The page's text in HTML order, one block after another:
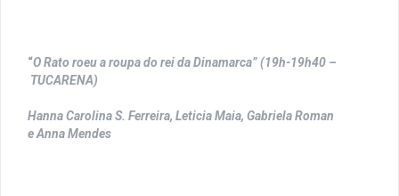
“O Rato roeu a roupa do rei da Dinamarca” (19h-19h40 –
TUCARENA)
Hanna Carolina S. Ferreira, Leticia Maia, Gabriela Roman
e Anna Mendes